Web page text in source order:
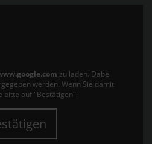
zu laden. Dabei
werden. Wenn Sie damit
bitte auf "Bestätigen".